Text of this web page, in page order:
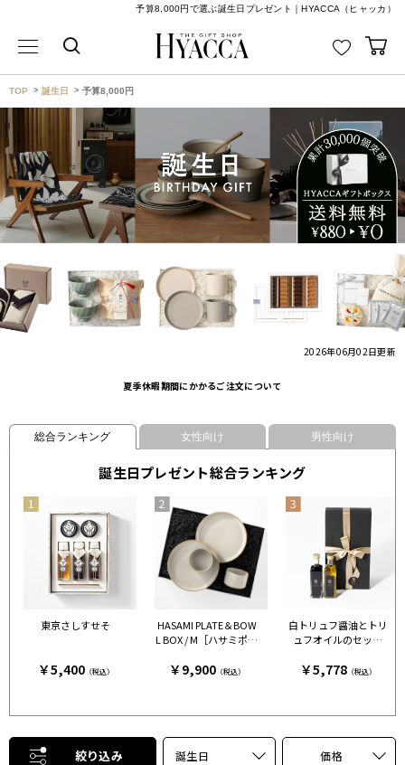
予算8,000円で選ぶ誕生日プレゼント｜HYACCA（ヒャッカ）
TOP 誕生日 予算8,000円
2026年06月02日更新
夏季休暇期間にかかるご注文について
総合ランキング 女性向け 男性向け
誕生日プレゼント総合ランキング
東京さしすせそ
￥5,400（税込）
HASAMI PLATE＆BOW
L BOX / M［ハサミポー
ミポーセリン］
￥9,900（税込）
白トリュフ醤油とトリ
ュフオイルのセット
AN］
￥5,778（税込）
絞り込み 誕生日 価格